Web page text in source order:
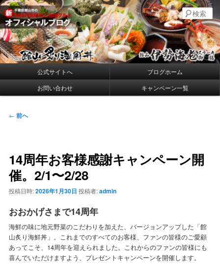
メ
イ
ン
コ
ン
テ
ツ
移
館山炙り海鮮丼・館山伊勢海老ステー
キ御膳 公式ブログ
千葉県館山の新・プレミアムご当地グルメ
検
索
イ
メ
公式サイトへ
ブログホーム
お問い合わせ
キャンペーン一覧
投
ゲ
ー
シ
ョ
ン
← 前へ
14周年お客様感謝キャンペーン開
催。2/1〜2/28
投稿日時:2026年1月30日 投稿者:admin
おおかげさまで14周年
海鮮の味に地元野菜のこだわりを加えた、バージョンアップした「館
山炙り海鮮丼」。これまでのすべてのお客様、ファンの皆様のご愛顧
あってこそ、14周年を迎えられました。これからのファンの皆様にも
喜んでいただけますよう、プレゼントキャンペーンを開催します。